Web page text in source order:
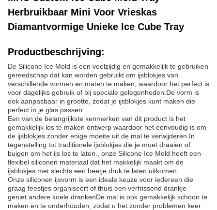
Herbruikbaar Mini Voor Vrieskas
Diamantvormige Unieke Ice Cube Tray
Productbeschrijving:
De Silicone Ice Mold is een veelzijdig en gemakkelijk te gebruiken
gereedschap dat kan worden gebruikt om ijsblokjes van
verschillende vormen en maten te maken, waardoor het perfect is
voor dagelijks gebruik of bij speciale gelegenheden.De vorm is
ook aanpasbaar in grootte, zodat je ijsblokjes kunt maken die
perfect in je glas passen.
Een van de belangrijkste kenmerken van dit product is het
gemakkelijk los te maken ontwerp waardoor het eenvoudig is om
de ijsblokjes zonder enige moeite uit de mal te verwijderen.In
tegenstelling tot traditionele ijsblokjes die je moet draaien of
buigen om het ijs los te laten., onze Silicone Ice Mold heeft een
flexibel siliconen materiaal dat het makkelijk maakt om de
ijsblokjes met slechts een beetje druk te laten uitkomen.
Onze siliconen ijsvorm is een ideale keuze voor iedereen die
graag feestjes organiseert of thuis een verfrissend drankje
geniet.andere koele drankenDe mal is ook gemakkelijk schoon te
maken en te onderhouden, zodat u het zonder problemen keer